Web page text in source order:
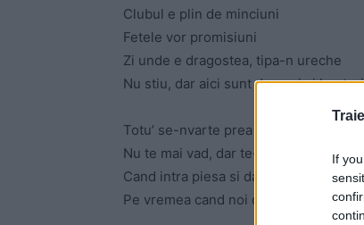
If
Clubul e plin de minciuni
Fetele vor promisiuni
Zi unde e dragostea, tipa-n ureche
Nu stiu, dar aici sunt droguri si bauturi
Totu’ se-nvarte prea mult
Nu te mai vad, dar te-aud
Cand intra piesa si dansam aiurea
Pe vremea cand noi doi ne-am